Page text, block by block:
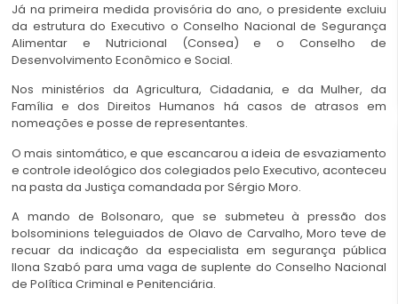
Já na primeira medida provisória do ano, o presidente excluiu
da estrutura do Executivo o Conselho Nacional de Segurança
Alimentar e Nutricional (Consea) e o Conselho de
Desenvolvimento Econômico e Social.
Nos ministérios da Agricultura, Cidadania, e da Mulher, da
Família e dos Direitos Humanos há casos de atrasos em
nomeações e posse de representantes.
O mais sintomático, e que escancarou a ideia de esvaziamento
e controle ideológico dos colegiados pelo Executivo, aconteceu
na pasta da Justiça comandada por Sérgio Moro.
A mando de Bolsonaro, que se submeteu à pressão dos
bolsominions teleguiados de Olavo de Carvalho, Moro teve de
recuar da indicação da especialista em segurança pública
Ilona Szabó para uma vaga de suplente do Conselho Nacional
de Política Criminal e Penitenciária.